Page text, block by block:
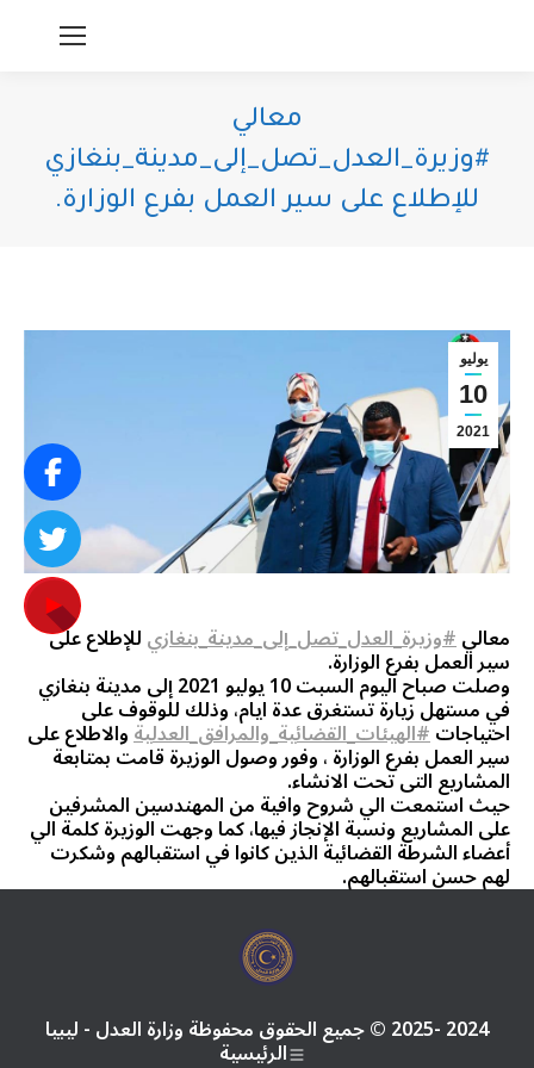
معالي
#وزيرة_العدل_تصل_إلى_مدينة_بنغازي
للإطلاع على سير العمل بفرع الوزارة.
يوليو
10
2021
معالي#وزيرة_العدل_تصل_إلى_مدينة_بنغازيللإطلاع على
سير العمل بفرع الوزارة.
وصلت صباح اليوم السبت 10 يوليو 2021 إلى مدينة بنغازي
في مستهل زيارة تستغرق عدة ايام، وذلك للوقوف على
احتياجات#الهيئات_القضائية_والمرافق_العدليةوالاطلاع على
سير العمل بفرع الوزارة ، وفور وصول الوزيرة قامت بمتابعة
المشاريع التى تحت الانشاء.
حيث استمعت الي شروح وافية من المهندسين المشرفين
على المشاريع ونسبة الإنجاز فيها، كما وجهت الوزيرة كلمة الي
أعضاء الشرطة القضائية الذين كانوا في استقبالهم وشكرت
لهم حسن استقبالهم.
2024 -2025 © جميع الحقوق محفوظة وزارة العدل - ليبيا
الرئيسية